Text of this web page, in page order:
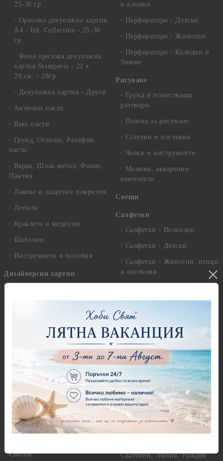
25-30 гр.
Оризова декупажна хартия
А4 - Itd. Collection - 25-30
гр.
Фина оризова декупажна
хартия Stamperia - 21 х
29.см. - 28гр.
Декупажна хартия - Други
Антични пасти
Вакс пасти
Грунд, Основи, Релефни
пасти
Варак, Шлак метал, Фолио,
Пантна
Лакове и защитни покрития
Лепила
Краклета и медиуми
Шаблони
Инструменти и пособия
Дизайнерски хартии
Дизайнерски хартии - 20.30
Дизайнерски хартии - 21,00
х 29,70 см
Дизайнерски хартии - 15.20
x 30.50 см.
Дизайнерски хартии -
други
Сватби
и клонки
Перфоратори - Детски
Перфоратори - Животни
Перфоратори - Коледни и
Зимни
Рисуване
Грунд и почистващи
разтвори
Платна за рисуване
Стативи и поставки
Четки и инструменти
Моливи, акварелни
комплекти
Свещи
Салфетки
Салфетки - Великден
Салфетки - Детски
Салфетки - Животни, птици
и насекоми
Салфетки - Морски
Салфетки - Музика
Салфетки - Пеперуди
Салфетки - Рози
Салфетки - Пътешествия и
пейзажи
Салфетки - Кухненски
мотиви, плодове и зеленчуци
Салфетки - Цветя и листа
Сватбени, Любов, Рожден